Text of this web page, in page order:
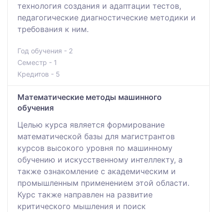
технология создания и адаптации тестов,
педагогические диагностические методики и
требования к ним.
Год обучения - 2
Семестр - 1
Кредитов - 5
Математические методы машинного
обучения
Целью курса является формирование
математической базы для магистрантов
курсов высокого уровня по машинному
обучению и искусственному интеллекту, а
также ознакомление с академическим и
промышленным применением этой области.
Курс также направлен на развитие
критического мышления и поиск